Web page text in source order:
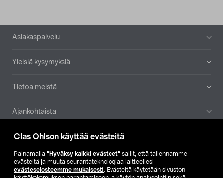
Clas Ohlson käyttää evästeitä
Painamalla ”Hyväksy kaikki evästeet” sallit, että tallennamme
evästeitä ja muuta seurantateknologiaa laitteellesi
evästeselosteemme mukaisesti. Evästeitä käytetään sivuston
Alatunniste
Asiakaspalvelu
Yleisiä kysymyksiä
Tietoa meistä
Ajankohtaista
Muut yrityksemme
Etsi myymälä